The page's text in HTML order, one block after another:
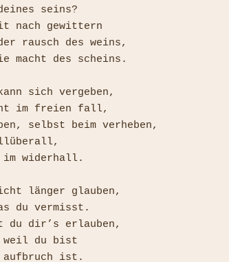
seins?
nach gewittern
rausch des weins,
macht des scheins.
sich vergeben,
im freien fall,
selbst beim verheben,
im widerhall.
länger glauben,
du vermisst.
du dir’s erlauben,
weil du bist